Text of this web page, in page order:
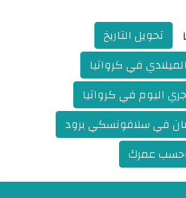
تحويل التاريخ
في كرواتيا
اليوم في كرواتيا
في سلافونسكي برود
احسب عمرك